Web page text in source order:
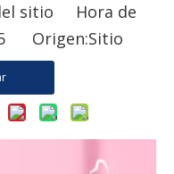
sitio Hora de
Origen:Sitio